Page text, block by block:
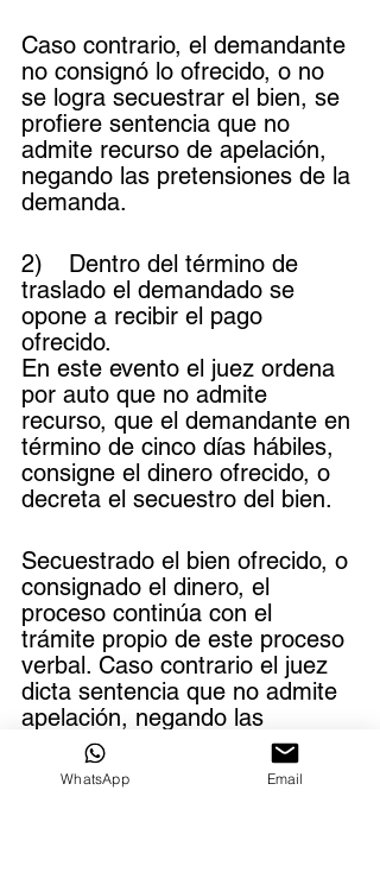
Caso contrario, el demandante
no consignó lo ofrecido, o no
se logra secuestrar el bien, se
profiere sentencia que no
admite recurso de apelación,
negando las pretensiones de la
demanda.
2)	Dentro del término de
traslado el demandado se
opone a recibir el pago
ofrecido.
En este evento el juez ordena
por auto que no admite
recurso, que el demandante en
término de cinco días hábiles,
consigne el dinero ofrecido, o
decreta el secuestro del bien.
Secuestrado el bien ofrecido, o
consignado el dinero, el
proceso continúa con el
trámite propio de este proceso
verbal. Caso contrario el juez
dicta sentencia que no admite
apelación, negando las
pretensiones de la demanda.
WhatsApp Email